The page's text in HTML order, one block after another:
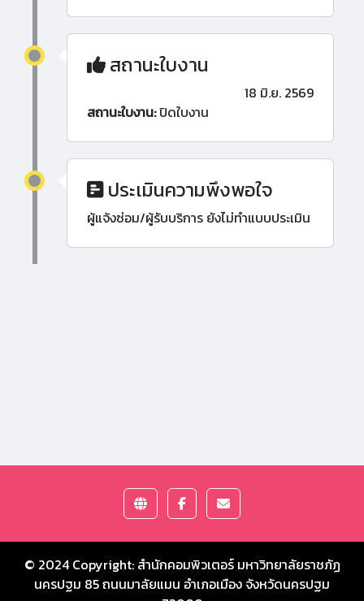
สถานะใบงาน
18 มิ.ย. 2569
สถานะใบงาน:ปิดใบงาน
ประเมินความพึงพอใจ
ผู้แจ้งซ่อม/ผู้รับบริการ ยังไม่ทำแบบประเมิน
© 2024 Copyright: สำนักคอมพิวเตอร์ มหาวิทยาลัยราชภัฏ
นครปฐม 85 ถนนมาลัยแมน อำเภอเมือง จังหวัดนครปฐม